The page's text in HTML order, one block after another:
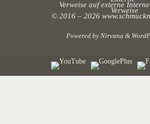
Verweise auf externe
© 2016 – 2026
Powered by Nirvana &